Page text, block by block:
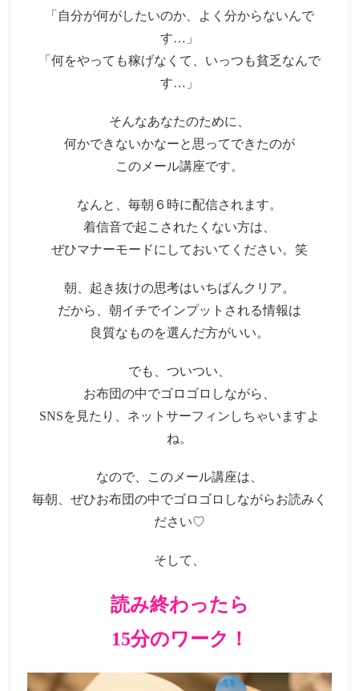
「自分が何がしたいのか、よく分からないんで
す…」
「何をやっても稼げなくて、いっつも貧乏なんで
す…」
そんなあなたのために、
何かできないかなーと思ってできたのが
このメール講座です。
なんと、毎朝６時に配信されます。
着信音で起こされたくない方は、
ぜひマナーモードにしておいてください。笑
朝、起き抜けの思考はいちばんクリア。
だから、朝イチでインプットされる情報は
良質なものを選んだ方がいい。
でも、ついつい、
お布団の中でゴロゴロしながら、
SNSを見たり、ネットサーフィンしちゃいますよ
ね。
なので、このメール講座は、
毎朝、ぜひお布団の中でゴロゴロしながらお読みく
ださい♡
そして、
読み終わったら
15分のワーク！